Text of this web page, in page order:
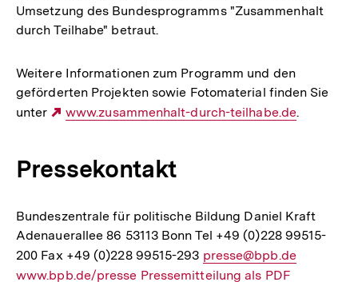
Umsetzung des Bundesprogramms "Zusammenhalt
durch Teilhabe" betraut.
Weitere Informationen zum Programm und den
geförderten Projekten sowie Fotomaterial finden Sie
unter
Externer
www.zusammenhalt-durch-teilhabe.de.
Pressekontakt
Bundeszentrale für politische Bildung Daniel Kraft
Adenauerallee 86 53113 Bonn Tel +49 (0)228 99515-
200 Fax +49 (0)228 99515-293 E-
Mail
presse@bpb.de
www.bpb.de/presse Interner
Pressemitteilung als PDF